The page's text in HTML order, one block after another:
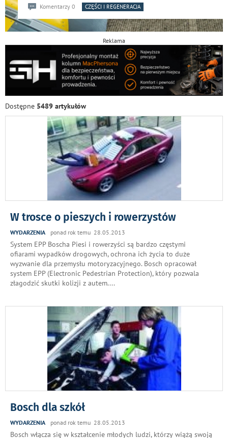
Komentarzy 0 CZĘŚCI I REGENERACJA
Reklama
Dostępne 5489 artykułów
W trosce o pieszych i rowerzystów
WYDARZENIA ponad rok temu 28.05.2013
System EPP Boscha Piesi i rowerzyści są bardzo częstymi
ofiarami wypadków drogowych, ochrona ich życia to duże
wyzwanie dla przemysłu motoryzacyjnego. Bosch opracował
system EPP (Electronic Pedestrian Protection), który pozwala
złagodzić skutki kolizji z autem....
Bosch dla szkół
WYDARZENIA ponad rok temu 28.05.2013
Bosch włącza się w kształcenie młodych ludzi, którzy wiążą swoją